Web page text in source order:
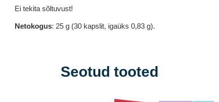
Ei tekita sõltuvust!
Netokogus: 25 g (30 kapslit, igaüks 0,83 g).
Seotud tooted